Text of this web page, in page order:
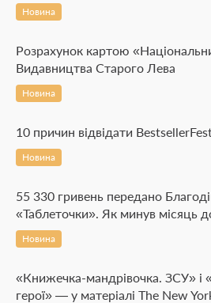
Новина
Розрахунок картою
Видавництва Старого Лева
Новина
10 причин відвідати
Новина
55 330 гривень передано
«Таблеточки». Як минув місяць
Новина
«Книжечка-мандрівочка. ЗСУ» і
герої» — у матеріалі The New